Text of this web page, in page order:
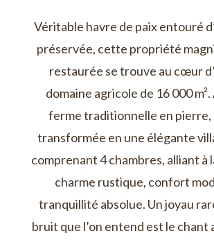
Véritable havre de paix entouré
préservée, cette propriété
restaurée se trouve au cœur
domaine agricole de 16 000
ferme traditionnelle en pierre,
transformée en une élégante
comprenant 4 chambres, alliant à
charme rustique, confort
tranquillité absolue. Un joyau
bruit que l’on entend est le chant